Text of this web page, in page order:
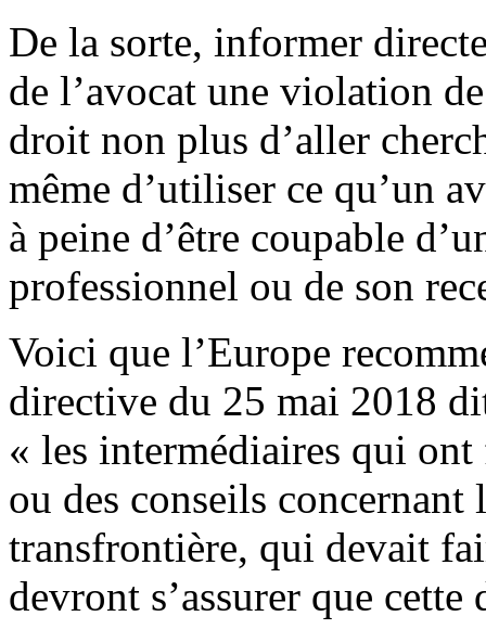
De la sorte, informer
de l’avocat une violation
droit non plus d’aller
même d’utiliser ce qu’un
à peine d’être coupable
professionnel ou de son
Voici que l’Europe
directive du 25 mai 2018
« les intermédiaires qui
ou des conseils
transfrontière, qui devait
devront s’assurer que